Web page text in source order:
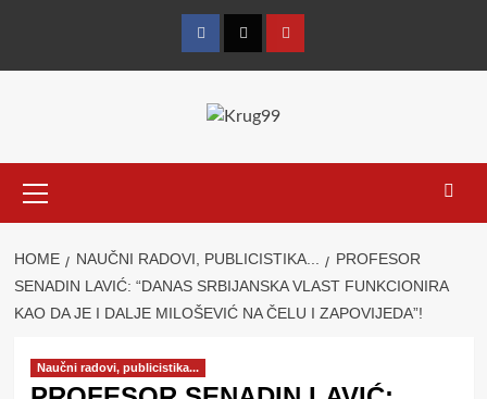
FacebookTwitterYouTube
Menu
HOME NAUČNI RADOVI, PUBLICISTIKA...
PROFESOR
SENADIN LAVIĆ: “DANAS SRBIJANSKA VLAST FUNKCIONIRA
KAO DA JE I DALJE MILOŠEVIĆ NA ČELU I ZAPOVIJEDA”!
Naučni radovi, publicistika...